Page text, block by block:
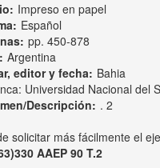
Impreso en papel
Español
pp. 450-878
Argentina
editor y fecha: Bahia
Universidad Nacional del
Descripción: . 2
solicitar más fácilmente el
AAEP 90 T.2